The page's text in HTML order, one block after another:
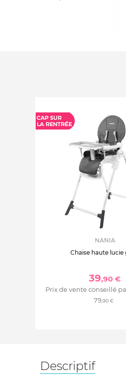
NANIA
Chaise haute lucie
39,90 €
Prix de vente conseillé
79,90 €
Descriptif